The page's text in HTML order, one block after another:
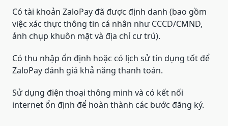
Có tài khoản ZaloPay đã được định danh (bao gồm
việc xác thực thông tin cá nhân như CCCD/CMND,
ảnh chụp khuôn mặt và địa chỉ cư trú).
Có thu nhập ổn định hoặc có lịch sử tín dụng tốt để
ZaloPay đánh giá khả năng thanh toán.
Sử dụng điện thoại thông minh và có kết nối
internet ổn định để hoàn thành các bước đăng ký.